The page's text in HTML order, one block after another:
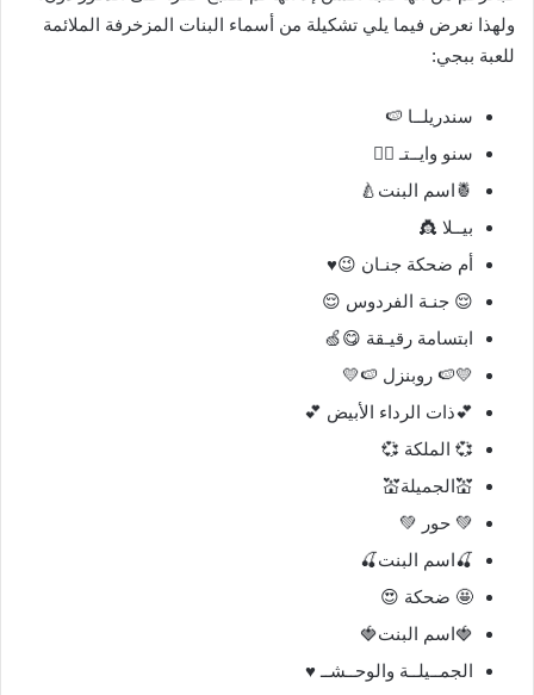
ولهذا نعرض فيما يلي تشكيلة من أسماء البنات المزخرفة الملائمة
للعبة ببجي:
سندريلــا 🍉
سنو وايــتـ 🧚‍♀️
🍍اسم البنت🍐
بيــلا 👸
أم ضحكة جنـان 😉♥️
😌 جنـة الفردوس 😌
ابتسامة رقيـقة 😋🍏
💛🍉 روبنزل 🍉💛
💕ذات الرداء الأبيض 💕
💞 الملكة 💞
💒الجميلة💒
💚 حور 💚
🍒اسم البنت🍒
🤩 ضحكة 😍
🍓اسم البنت🍓
الجمــيلــة والوحــشــ ♥️